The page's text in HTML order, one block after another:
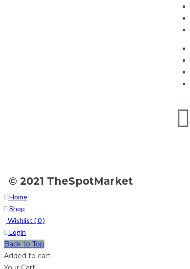
© 2021 TheSpotMarket
Home
Shop
Wishlist (0)
Login
Back to Top
Added to cart